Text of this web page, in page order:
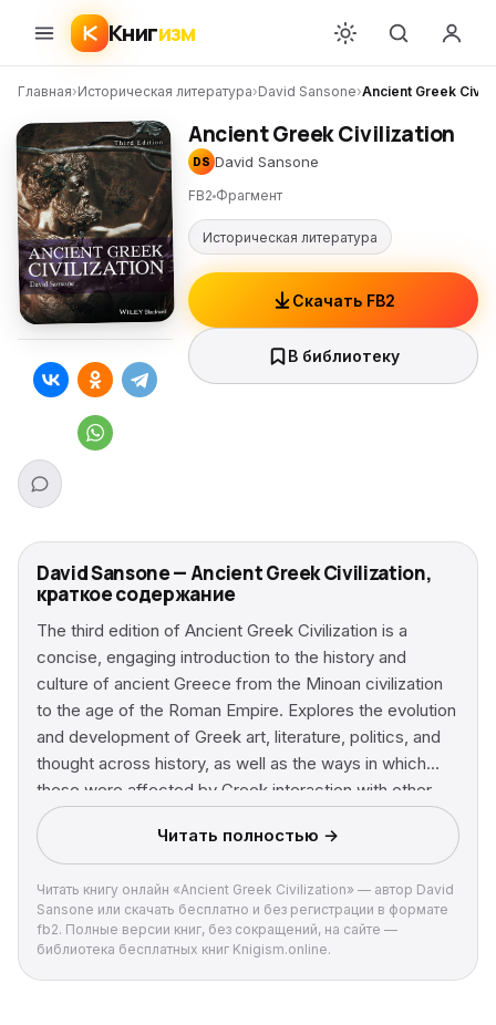
Книгизм
Главная›Историческая литература›David Sansone›Ancient Greek
Ancient Greek Civilization
DS David Sansone
FB2 Фрагмент
Историческая литература
Скачать FB2
В библиотеку
David Sansone — Ancient Greek Civilization,
краткое содержание
The third edition of Ancient Greek Civilization is a
concise, engaging introduction to the history and
culture of ancient Greece from the Minoan civilization
to the age of the Roman Empire. Explores the evolution
and development of Greek art, literature, politics, and
thought across history, as well as the ways in which
these were affected by Greek interaction with other
cultures Now includes additional illustrations and maps,
updated notes and references throughout, and an
expanded discussion of the Hellenistic period Weaves
the latest scholarship and archeological excavations
into the narrative at an appropriate level for
undergraduates
Читать полностью →
Читать книгу онлайн «Ancient Greek Civilization» — автор David
Sansone или скачать бесплатно и без регистрации в формате
fb2. Полные версии книг, без сокращений, на сайте —
библиотека бесплатных книг Knigism.online.